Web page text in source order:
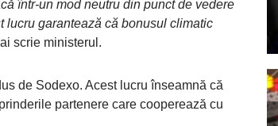
într-un mod neutru din punct de vedere
lucru garantează că bonusul climatic
scrie ministerul.
de Sodexo. Acest lucru înseamnă că
partenere care cooperează cu